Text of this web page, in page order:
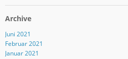
Archive
Juni 2021
Februar 2021
Januar 2021